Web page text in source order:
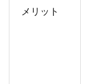
メリット